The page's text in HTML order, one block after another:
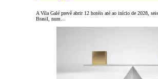
A Vila Galé prevê abrir 12 hotéis até ao início de 2028,
Brasil, num…